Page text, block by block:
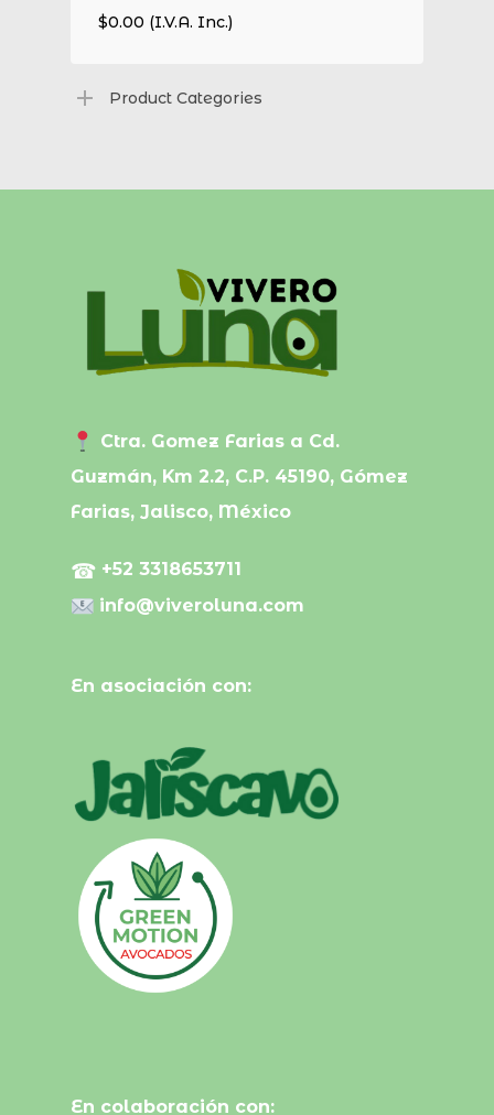
$0.00 (I.V.A. Inc.)
Product Categories
Ctra. Gomez Farias a Cd.
Guzmán, Km 2.2, C.P. 45190, Gómez
Farias, Jalisco, México
☎ +52 3318653711
info@viveroluna.com
En asociación con:
En colaboración con: